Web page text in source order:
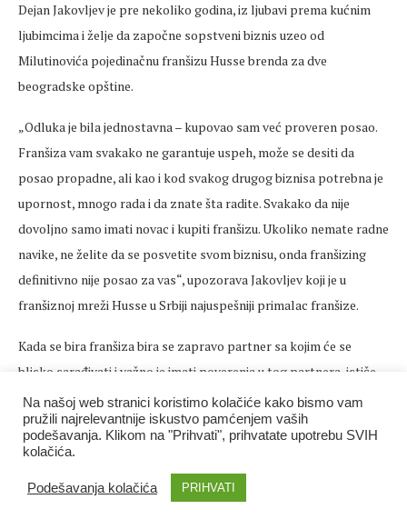
Dejan Jakovljev je pre nekoliko godina, iz ljubavi prema kućnim
ljubimcima i želje da započne sopstveni biznis uzeo od
Milutinovića pojedinačnu franšizu Husse brenda za dve
beogradske opštine.
„Odluka je bila jednostavna – kupovao sam već proveren posao.
Franšiza vam svakako ne garantuje uspeh, može se desiti da
posao propadne, ali kao i kod svakog drugog biznisa potrebna je
upornost, mnogo rada i da znate šta radite. Svakako da nije
dovoljno samo imati novac i kupiti franšizu. Ukoliko nemate radne
navike, ne želite da se posvetite svom biznisu, onda franšizing
definitivno nije posao za vas“, upozorava Jakovljev koji je u
franšiznoj mreži Husse u Srbiji najuspešniji primalac franšize.
Kada se bira franšiza bira se zapravo partner sa kojim će se
blisko sarađivati i važno je imati poverenja u tog partnera, ističe
Jan Bidan. Zbog toga je, osim izbora franšize koja je dokazala da
uspešno može da posluje u različitim okruženjima, važno
proceniti i da li nam odgovara partner s kojim želimo da radimo.
Niko nije savršen
Na našoj web stranici koristimo kolačiće kako bismo vam
pružili najrelevantnije iskustvo pamćenjem vaših
podešavanja. Klikom na "Prihvati", prihvatate upotrebu SVIH
kolačića.
Podešavanja kolačića PRIHVATI